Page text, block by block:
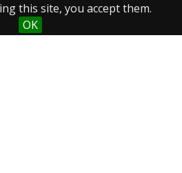
this site, you accept them.
OK